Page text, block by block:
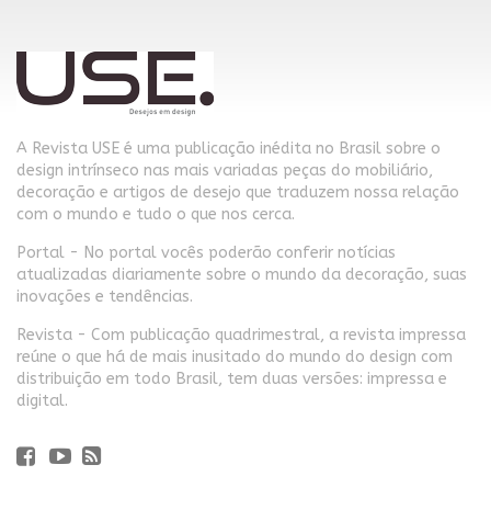
A Revista USE é uma publicação inédita no Brasil sobre o
design intrínseco nas mais variadas peças do mobiliário,
decoração e artigos de desejo que traduzem nossa relação
com o mundo e tudo o que nos cerca.
Portal - No portal vocês poderão conferir notícias
atualizadas diariamente sobre o mundo da decoração, suas
inovações e tendências.
Revista - Com publicação quadrimestral, a revista impressa
reúne o que há de mais inusitado do mundo do design com
distribuição em todo Brasil, tem duas versões: impressa e
digital.